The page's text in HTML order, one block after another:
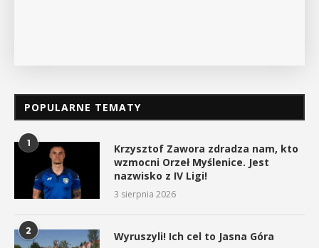
POPULARNE TEMATY
1
Krzysztof Zawora zdradza nam, kto
wzmocni Orzeł Myślenice. Jest
nazwisko z IV Ligi!
3 sierpnia 2026
2 Wyruszyli! Ich cel to Jasna Góra